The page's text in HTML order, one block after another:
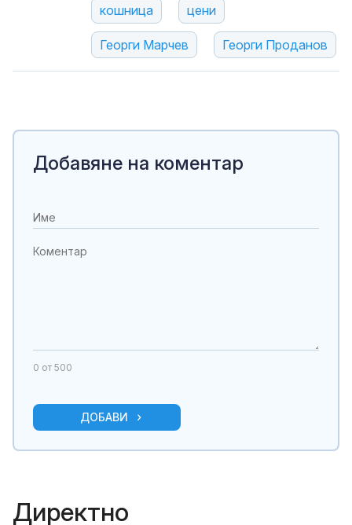
кошница цени
Георги Марчев Георги Проданов
Добавяне на коментар
0 от 500
ДОБАВИ
Директно